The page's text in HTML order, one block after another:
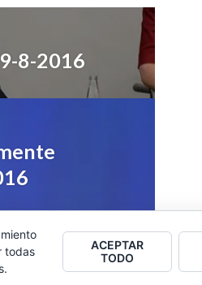
8-2016
todas
ACEPTAR
TODO